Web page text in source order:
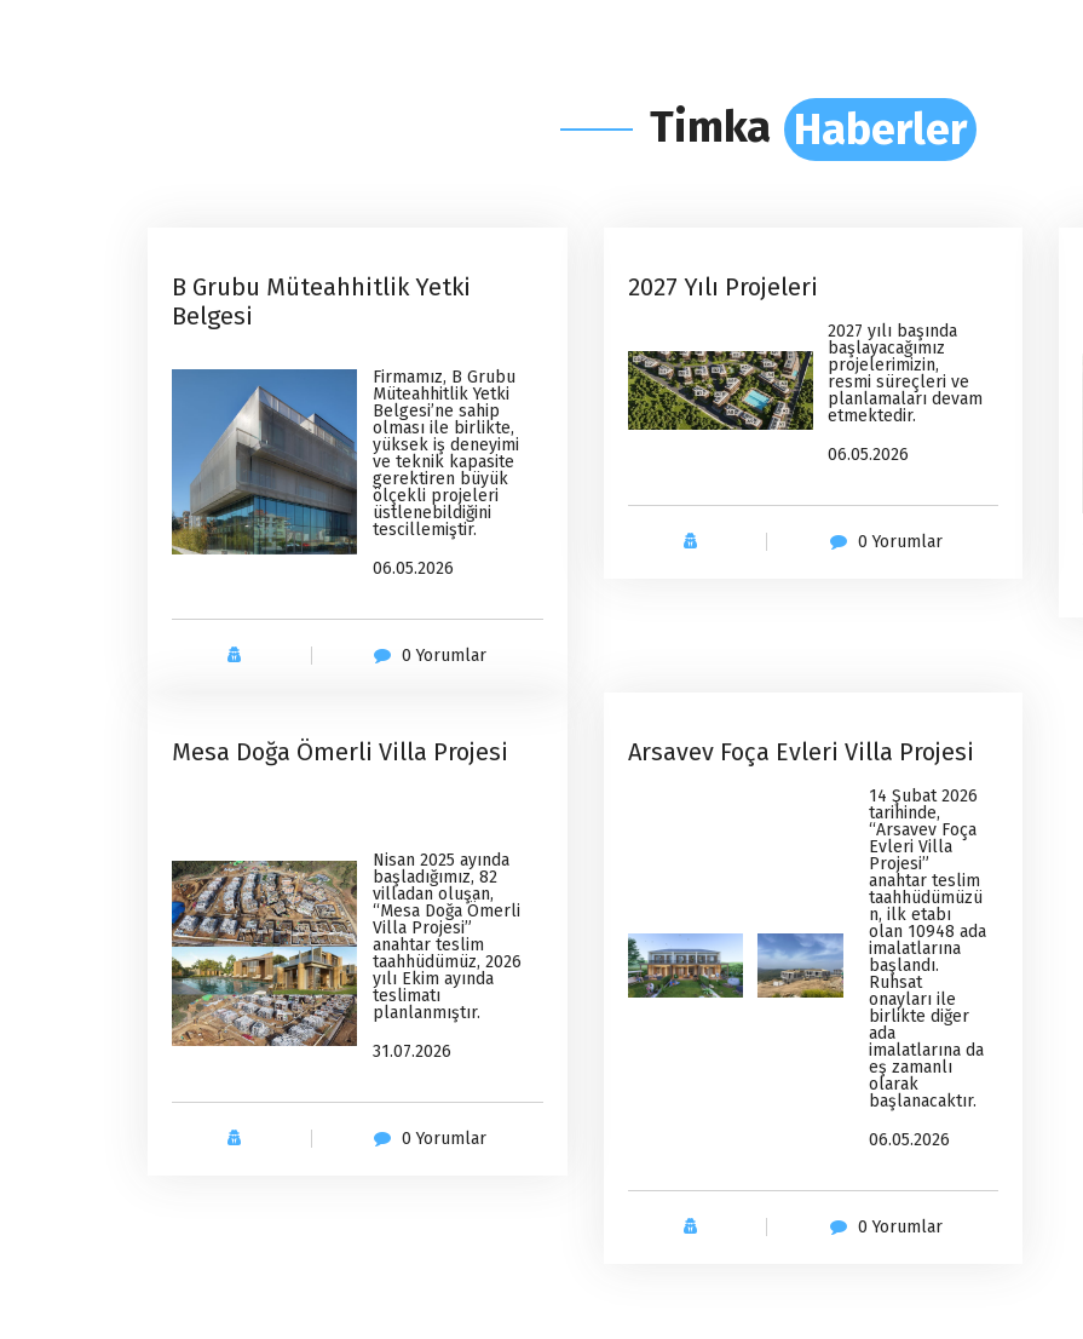
Timka Haberler
B Grubu Müteahhitlik Yetki
Belgesi
Firmamız, B Grubu
Müteahhitlik Yetki
Belgesi’ne sahip
olması ile birlikte,
yüksek iş deneyimi
ve teknik kapasite
gerektiren büyük
ölçekli projeleri
üstlenebildiğini
tescillemiştir.
06.05.2026
0 Yorumlar
2027 Yılı Projeleri
2027 yılı başında
başlayacağımız
projelerimizin,
resmi süreçleri ve
planlamaları devam
etmektedir.
06.05.2026
0 Yorumlar
Haberler
Mesa Doğa Ömerli Villa Projesi
Nisan 2025 ayında
başladığımız, 82
villadan oluşan,
“Mesa Doğa Ömerli
Villa Projesi”
anahtar teslim
taahhüdümüz, 2026
yılı Ekim ayında
teslimatı
planlanmıştır.
31.07.2026
0 Yorumlar
Arsavev Foça Evleri Villa Projesi
14 Şubat 2026
tarihinde,
“Arsavev Foça
Evleri Villa
Projesi”
anahtar teslim
taahhüdümüzü
n, ilk etabı
olan 10948 ada
imalatlarına
başlandı.
Ruhsat
onayları ile
birlikte diğer
ada
imalatlarına da
eş zamanlı
olarak
başlanacaktır.
06.05.2026
0 Yorumlar